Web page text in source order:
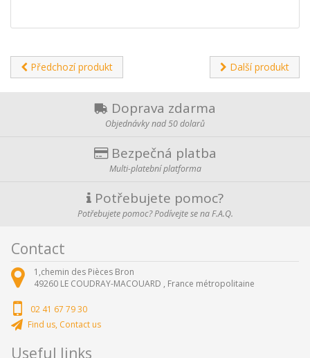
Předchozí produkt Další produkt
Doprava zdarma
Objednávky nad 50 dolarů
Bezpečná platba
Multi-platební platforma
Potřebujete pomoc?
Potřebujete pomoc? Podívejte se na F.A.Q.
Contact
1,chemin des Pièces Bron
49260 LE COUDRAY-MACOUARD , France métropolitaine
02 41 67 79 30
Find us, Contact us
Useful links